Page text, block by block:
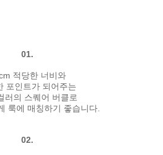
01.
적당한 너비와
포인트가 되어주는
러의 스퀘어 버클로
룩에 매칭하기 좋습니다.
02.